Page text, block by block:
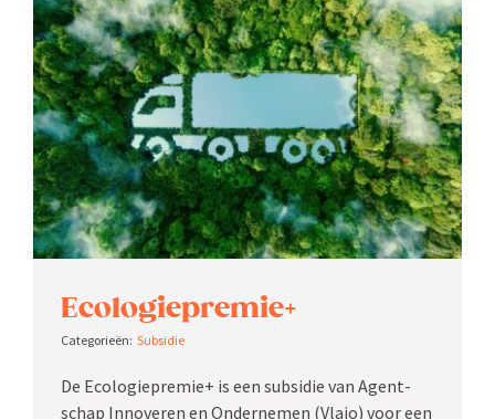
Ecolo­gie­premie+
Subsidie
De Ecolo­gie­premie+ is een subsidie van Agent­
schap Innoveren en Onder­nemen (Vlaio) voor een